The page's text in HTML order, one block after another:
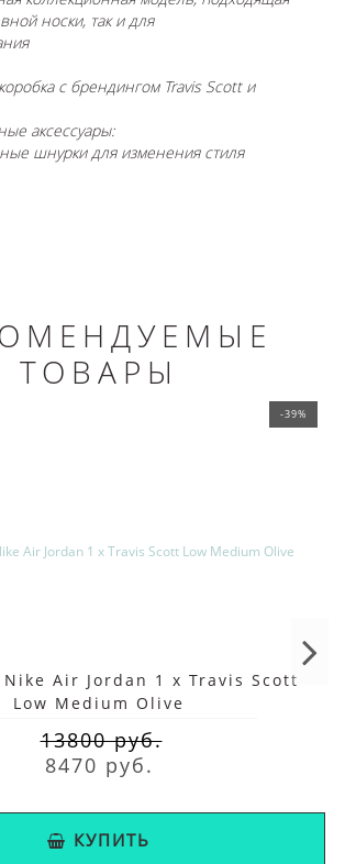
носки, так и для
с брендингом Travis Scott и
аксессуары:
шнурки для изменения стиля
ТОВАРЫ
-39%
Nike Air Jordan 1 x Travis Scott
Low Medium Olive
13800 руб.
8470 руб.
КУПИТЬ